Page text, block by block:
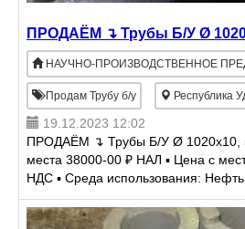
ПРОДАЁМ ↴ Трубы Б/У Ø
НАУЧНО-ПРОИЗВОДСТВЕННОЕ ПРЕДПРИЯТИЕ
Продам Трубу б/у Республика
19.12.2023 12:02
ПРОДАЁМ ↴ Трубы Б/У Ø 1020х10,
места 38000-00 ₽ НАЛ ▪ Цена с
НДС ▪ Среда использования:
Поперечный шов: труба с
швом Новом